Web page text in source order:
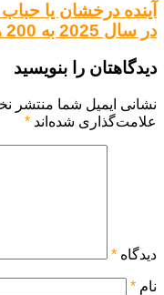
آینده درخشان یا
در سال 2025 به 200 هزار دلار
دیدگاهتان را بنویسید
نشانی ایمیل شما منتشر
علامت‌گذاری شده‌اند *
دیدگاه *
نام *